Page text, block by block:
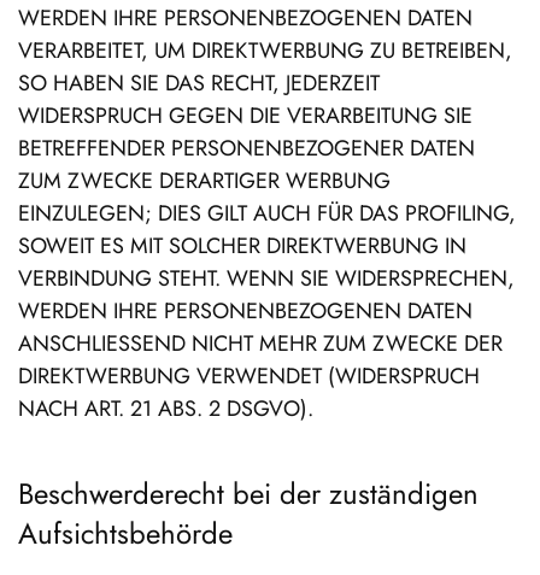
WERDEN IHRE PERSONENBEZOGENEN DATEN
VERARBEITET, UM DIREKTWERBUNG ZU BETREIBEN,
SO HABEN SIE DAS RECHT, JEDERZEIT
WIDERSPRUCH GEGEN DIE VERARBEITUNG SIE
BETREFFENDER PERSONENBEZOGENER DATEN
ZUM ZWECKE DERARTIGER WERBUNG
EINZULEGEN; DIES GILT AUCH FÜR DAS PROFILING,
SOWEIT ES MIT SOLCHER DIREKTWERBUNG IN
VERBINDUNG STEHT. WENN SIE WIDERSPRECHEN,
WERDEN IHRE PERSONENBEZOGENEN DATEN
ANSCHLIESSEND NICHT MEHR ZUM ZWECKE DER
DIREKTWERBUNG VERWENDET (WIDERSPRUCH
NACH ART. 21 ABS. 2 DSGVO).
Beschwerde­recht bei der zuständigen
Aufsichts­behörde